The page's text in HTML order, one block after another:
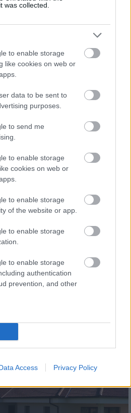
was collected.
to enable storage
like cookies on web or
data to be sent to
purposes.
to send me
to enable storage
cookies on web or
to enable storage
of the website or app.
to enable storage
to enable storage
authentication
prevention, and other
Access Privacy Policy
Legyen tudatos a